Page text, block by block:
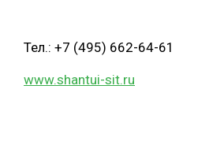
Тел.: +7 (495) 662-64-61
www.shantui-sit.ru